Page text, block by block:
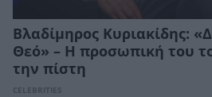
Βλαδίμηρος Κυριακίδης:
Θεό» – Η προσωπική του
την πίστη
CELEBRITIES